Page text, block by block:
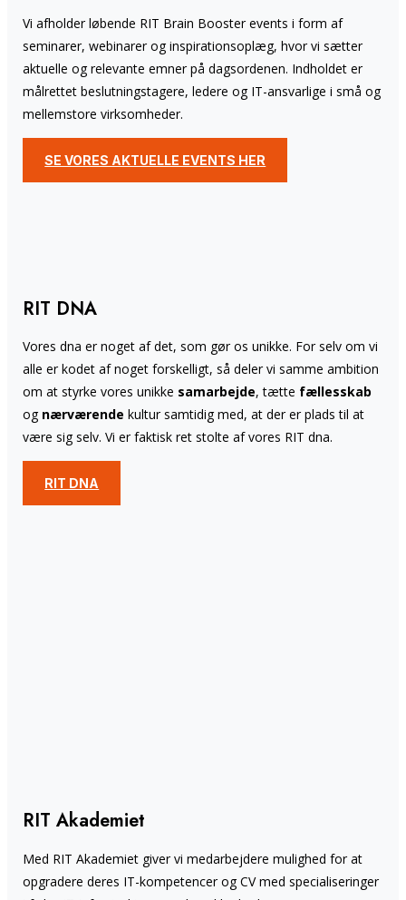
Vi afholder løbende RIT Brain Booster events i form af
seminarer, webinarer og inspirationsoplæg, hvor vi sætter
aktuelle og relevante emner på dagsordenen. Indholdet er
målrettet beslutningstagere, ledere og IT-ansvarlige i små og
mellemstore virksomheder.
SE VORES AKTUELLE EVENTS HER
RIT DNA
Vores dna er noget af det, som gør os unikke. For selv om vi
alle er kodet af noget forskelligt, så deler vi samme ambition
om at styrke vores unikke samarbejde, tætte fællesskab
og nærværende kultur samtidig med, at der er plads til at
være sig selv. Vi er faktisk ret stolte af vores RIT dna.
RIT DNA
RIT Akademiet
Med RIT Akademiet giver vi medarbejdere mulighed for at
opgradere deres IT-kompetencer og CV med specialiseringer